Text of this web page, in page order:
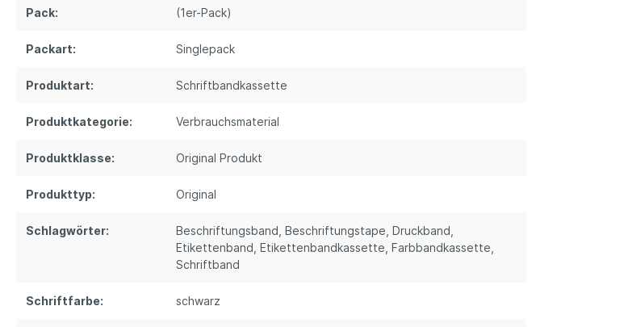
Pack: (1er-Pack)
Packart: Singlepack
Produktart: Schriftbandkassette
Produktkategorie: Verbrauchsmaterial
Produktklasse: Original Produkt
Produkttyp: Original
Schlagwörter: Beschriftungsband , Beschriftungstape , Druckband
Etikettenband , Etikettenbandkassette , Farbbandkassette
Schriftband
Schriftfarbe: schwarz